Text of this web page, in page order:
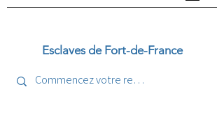
Esclaves de Fort-de-France